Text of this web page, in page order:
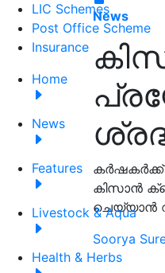
LIC Schemes
Post Office Scheme
Insurance
Home
News
Features
Livestock & Aqua
Health & Herbs
News
കര്‍ഷകര്‍ക്ക്
കിസാന്‍
ചെയ്യാന്‍
Soorya